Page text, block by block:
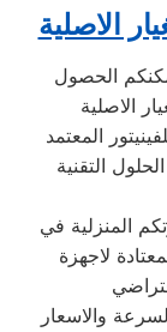
الاصلية
الاصلية
المعتمد
التقنية
المنزلية في
لاجهزة
والاسعار